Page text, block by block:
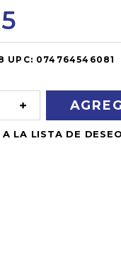
UPC: 074764546081
AUMENTAR
LA
CANTIDAD: